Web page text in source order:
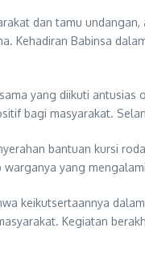
dan tamu
Kehadiran Babinsa
yang diikuti
bagi masyarakat.
bantuan kursi
yang
keikutsertaannya
Kegiatan